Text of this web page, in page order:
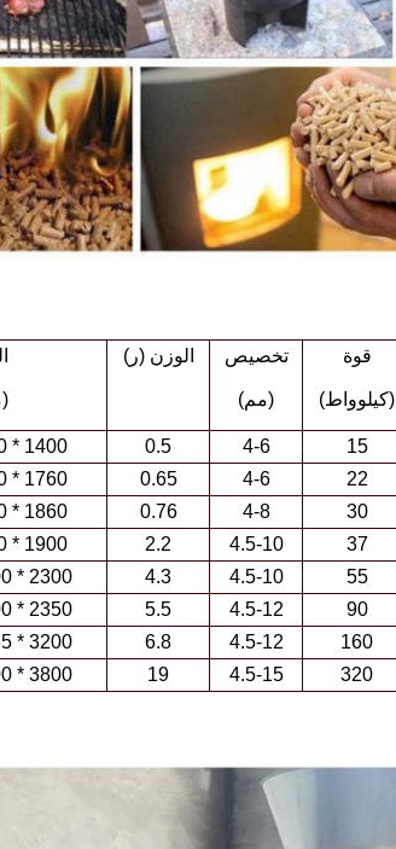
قوة
(كيلوواط)
تخصيص
(مم)
الوزن (ر)
15
4-6
0.5
1400 * 600 * 1000
22
4-6
0.65
1760 * 670 * 1600
30
4-8
0.76
1860 * 670 * 1600
37
4.5-10
2.2
1900 * 850 * 1750
55
4.5-10
4.3
2300 * 1100 * 1900
90
4.5-12
5.5
2350 * 1100 * 2050
160
4.5-12
6.8
3200 * 1235 * 2700
320
4.5-15
19
3800 * 1700 * 4200